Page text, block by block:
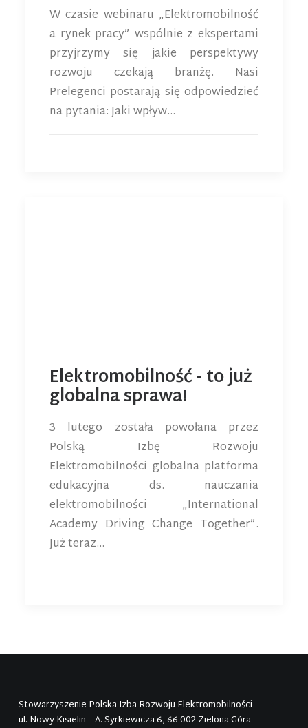
W czasie webinaru „Elektromobilność
a rynek pracy” wspólnie z ekspertami
przyjrzymy się jakie perspektywy
rozwoju czekają branżę. Nasi
Prelegenci postarają się odpowiedzieć
na pytania: Jaki wpływ…
Elektromobilność - to już
globalna sprawa!
3 lutego została powołana przez
Polską Izbę Rozwoju
Elektromobilności globalna platforma
edukacyjna ds. nauczania
elektromobilności „International
Academy Driving Change Together”.
Już teraz…
Stowarzyszenie Polska Izba Rozwoju Elektromobilności
ul. Nowy Kisielin – A. Syrkiewicza 6, 66-002 Zielona Góra